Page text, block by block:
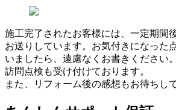
施工完了されたお客様には、一定期間
お送りしています。お気付きになった
いましたら、遠慮なくお書きください。
訪問点検も受け付けております。
また、リフォーム後の感想もお待ちし